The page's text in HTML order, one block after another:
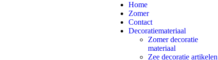
Home
Zomer
Contact
Decoratiemateriaal
Zomer decoratie
materiaal
Zee decoratie artikelen